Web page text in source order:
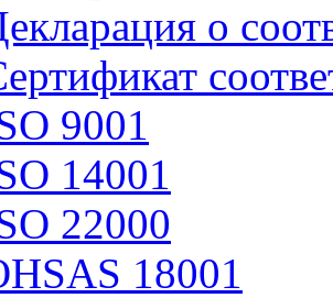
о
9001
14001
22000
18001